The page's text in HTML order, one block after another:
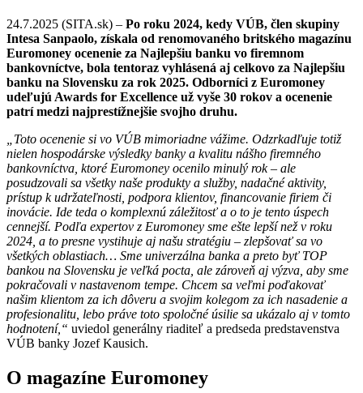
24.7.2025 (SITA.sk) – Po roku 2024, kedy VÚB, člen skupiny
Intesa Sanpaolo, získala od renomovaného britského magazínu
Euromoney ocenenie za Najlepšiu banku vo firemnom
bankovníctve, bola tentoraz vyhlásená aj celkovo za Najlepšiu
banku na Slovensku za rok 2025. Odborníci z Euromoney
udeľujú Awards for Excellence už vyše 30 rokov a ocenenie
patrí medzi najprestížnejšie svojho druhu.
„Toto ocenenie si vo VÚB mimoriadne vážime. Odzrkadľuje totiž
nielen hospodárske výsledky banky a kvalitu nášho firemného
bankovníctva, ktoré Euromoney ocenilo minulý rok – ale
posudzovali sa všetky naše produkty a služby, nadačné aktivity,
prístup k udržateľnosti, podpora klientov, financovanie firiem či
inovácie. Ide teda o komplexnú záležitosť a o to je tento úspech
cennejší. Podľa expertov z Euromoney sme ešte lepší než v roku
2024, a to presne vystihuje aj našu stratégiu – zlepšovať sa vo
všetkých oblastiach… Sme univerzálna banka a preto byť TOP
bankou na Slovensku je veľká pocta, ale zároveň aj výzva, aby sme
pokračovali v nastavenom tempe. Chcem sa veľmi poďakovať
našim klientom za ich dôveru a svojim kolegom za ich nasadenie a
profesionalitu, lebo práve toto spoločné úsilie sa ukázalo aj v tomto
hodnotení,“ uviedol generálny riaditeľ a predseda predstavenstva
VÚB banky Jozef Kausich.
O magazíne Euromoney